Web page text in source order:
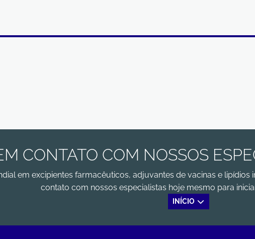
CONTATO COM NOSSOS
em excipientes farmacêuticos, adjuvantes de vacinas e
contato com nossos especialistas hoje mesmo para
INÍCIO